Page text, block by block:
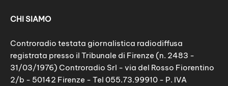
CHI SIAMO
Controradio testata giornalistica radiodiffusa
registrata presso il Tribunale di Firenze (n. 2483 -
31/03/1976) Controradio Srl - via del Rosso Fiorentino
2/b - 50142 Firenze - Tel 055.73.99910 - P. IVA